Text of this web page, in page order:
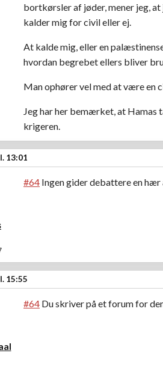
bortkørsler af jøder, mener jeg,
kalder mig for civil eller ej.
At kalde mig, eller en
hvordan begrebet ellers bliver
Man ophører vel med at være en
Jeg har her bemærket, at
krigeren.
13:01
#64 Ingen gider debattere en
15:55
#64 Du skriver på et forum for